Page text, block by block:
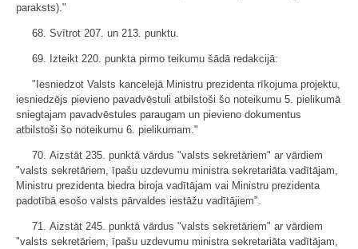
paraksts)."
68. Svītrot 207. un 213. punktu.
69. Izteikt 220. punkta pirmo teikumu šādā redakcijā:
"Iesniedzot Valsts kancelejā Ministru prezidenta rīkojuma projektu,
iesniedzējs pievieno pavadvēstuli atbilstoši šo noteikumu 5. pielikumā
sniegtajam pavadvēstules paraugam un pievieno dokumentus
atbilstoši šo noteikumu 6. pielikumam."
70. Aizstāt 235. punktā vārdus "valsts sekretāriem" ar vārdiem
"valsts sekretāriem, īpašu uzdevumu ministra sekretariāta vadītājam,
Ministru prezidenta biedra biroja vadītājam vai Ministru prezidenta
padotībā esošo valsts pārvaldes iestāžu vadītājiem".
71. Aizstāt 245. punktā vārdus "valsts sekretāriem" ar vārdiem
"valsts sekretāriem, īpašu uzdevumu ministra sekretariāta vadītājam,